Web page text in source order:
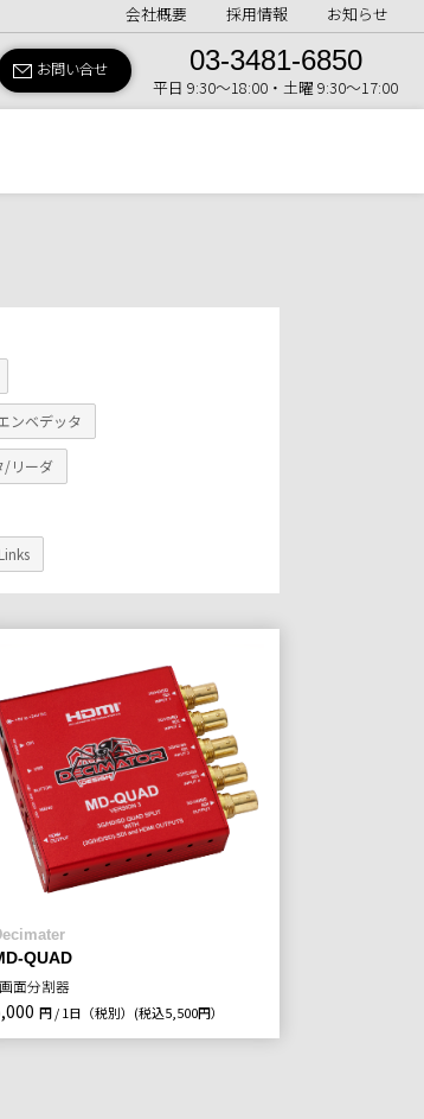
会社概要 採用情報 お知らせ
お問い合せ 03-3481-6850
平日 9:30〜18:00・土曜 9:30〜17:00
ンベデッタ
/リーダ
QUAD
面分割器
円 / 1日（税別） (税込5,500円）